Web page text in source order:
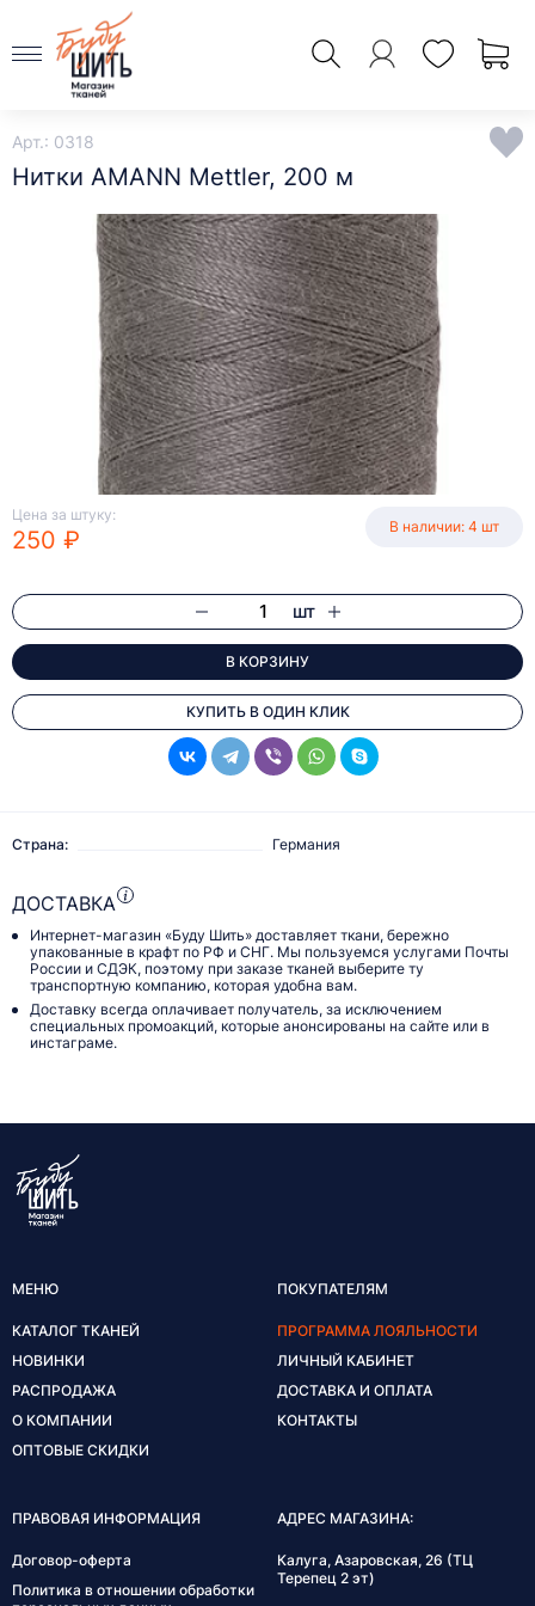
Арт.: 0318
Нитки AMANN Mettler, 200 м
Цена за штуку:
250 ₽ В наличии: 4 шт
шт
В КОРЗИНУ
КУПИТЬ В ОДИН КЛИК
Страна: Германия
ДОСТАВКА
Интернет-магазин «Буду Шить» доставляет ткани, бережно
упакованные в крафт по РФ и СНГ. Мы пользуемся услугами Почты
России и СДЭК, поэтому при заказе тканей выберите ту
транспортную компанию, которая удобна вам.
Доставку всегда оплачивает получатель, за исключением
специальных промоакций, которые анонсированы на сайте или в
инстаграме.
МЕНЮ
КАТАЛОГ ТКАНЕЙ
НОВИНКИ
РАСПРОДАЖА
О КОМПАНИИ
ОПТОВЫЕ СКИДКИ
ПОКУПАТЕЛЯМ
ПРОГРАММА ЛОЯЛЬНОСТИ
ЛИЧНЫЙ КАБИНЕТ
ДОСТАВКА И ОПЛАТА
КОНТАКТЫ
ПРАВОВАЯ ИНФОРМАЦИЯ
Договор-оферта
Политика в отношении обработки
АДРЕС МАГАЗИНА:
Калуга, Азаровская, 26 (ТЦ
Терепец 2 эт)